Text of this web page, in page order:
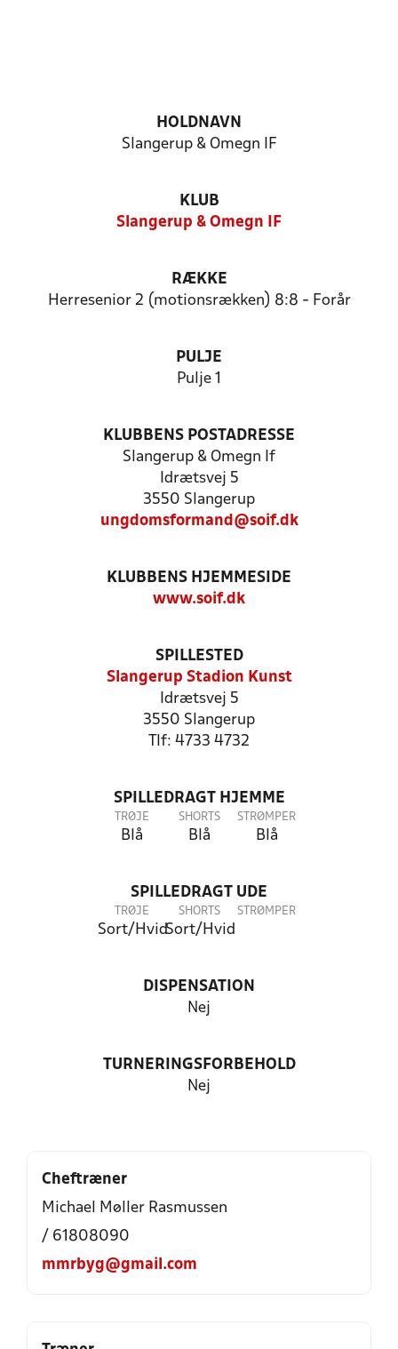
HOLDNAVN
Slangerup & Omegn IF
KLUB
Slangerup & Omegn IF
RÆKKE
Herresenior 2 (motionsrækken) 8:8 - Forår
PULJE
Pulje 1
KLUBBENS POSTADRESSE
Slangerup & Omegn If
Idrætsvej 5
3550 Slangerup
ungdomsformand@soif.dk
KLUBBENS HJEMMESIDE
www.soif.dk
SPILLESTED
Slangerup Stadion Kunst
Idrætsvej 5
3550 Slangerup
Tlf: 4733 4732
SPILLEDRAGT HJEMME
TRØJE
Blå
SHORTS
Blå
STRØMPER
Blå
SPILLEDRAGT UDE
TRØJE
Sort/Hvid
SHORTS
Sort/Hvid
STRØMPER
DISPENSATION
Nej
TURNERINGSFORBEHOLD
Nej
Cheftræner
Michael Møller Rasmussen
/ 61808090
mmrbyg@gmail.com